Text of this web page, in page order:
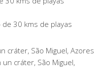
cráter, São Miguel, Azores